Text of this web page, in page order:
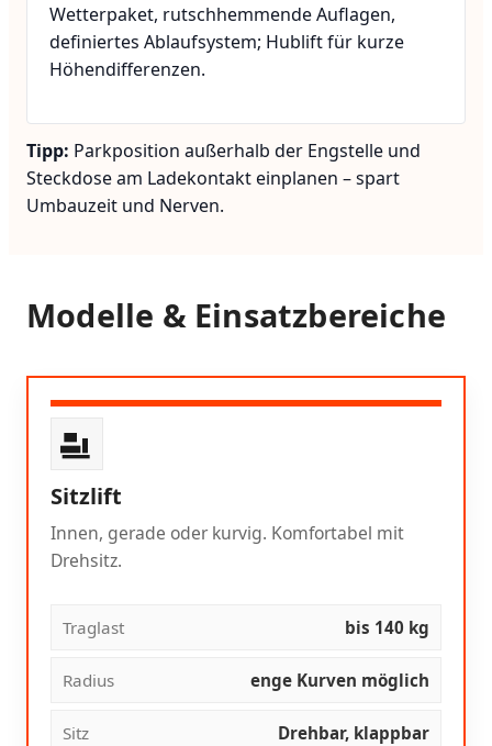
Wetterpaket, rutschhemmende Auflagen,
definiertes Ablaufsystem; Hublift für kurze
Höhendifferenzen.
Tipp: Parkposition außerhalb der Engstelle und
Steckdose am Ladekontakt einplanen – spart
Umbauzeit und Nerven.
Modelle & Einsatzbereiche
Sitzlift
Innen, gerade oder kurvig. Komfortabel mit
Drehsitz.
Traglast bis 140 kg
Radius enge Kurven möglich
Sitz Drehbar, klappbar